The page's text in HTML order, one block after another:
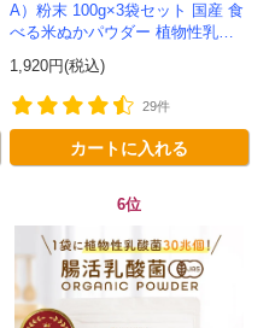
A）粉末 100g×3袋セット 国産 食
べる米ぬかパウダー 植物性乳酸
料】*メール便での発送...
1,920円(税込)
29件
カートに入れる
6位